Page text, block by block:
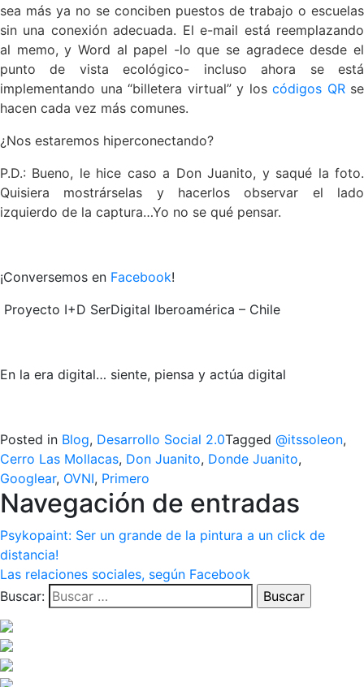
sea más ya no se conciben puestos de trabajo o escuelas
sin una conexión adecuada. El e-mail está reemplazando
al memo, y Word al papel -lo que se agradece desde el
punto de vista ecológico- incluso ahora se está
implementando una “billetera virtual” y los códigos QRse
hacen cada vez más comunes.
¿Nos estaremos hiperconectando?
P.D.: Bueno, le hice caso a Don Juanito, y saqué la foto.
Quisiera mostrárselas y hacerlos observar el lado
izquierdo de la captura…Yo no se qué pensar.
¡Conversemos en Facebook!
Proyecto I+D SerDigital Iberoamérica – Chile
En la era digital… siente, piensa y actúa digital
Posted in Blog, Desarrollo Social 2.0Tagged @itssoleon,
Cerro Las Mollacas, Don Juanito, Donde Juanito,
Googlear, OVNI, Primero
Navegación de entradas
Psykopaint: Ser un grande de la pintura a un click de
distancia!
Las relaciones sociales, según Facebook
Buscar: